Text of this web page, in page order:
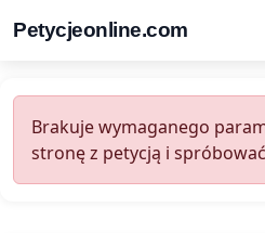
Petycjeonline.com
Brakuje wymaganego
stronę z petycją i